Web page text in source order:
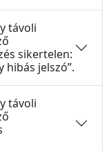
távoli
sikertelen:
jelszó”.
távoli